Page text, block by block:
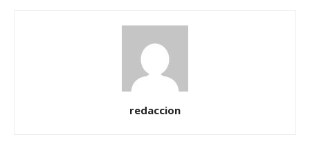
redaccion